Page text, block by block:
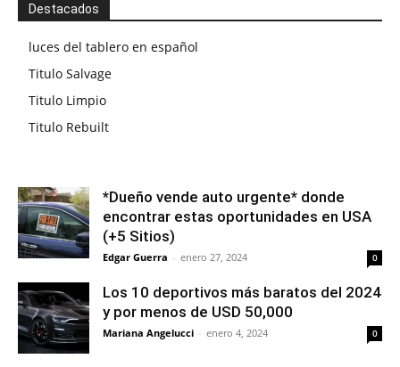
Destacados
luces del tablero en español
Titulo Salvage
Titulo Limpio
Titulo Rebuilt
*Dueño vende auto urgente* donde
encontrar estas oportunidades en USA
(+5 Sitios)
Edgar Guerra - enero 27, 2024 0
Los 10 deportivos más baratos del 2024
y por menos de USD 50,000
Mariana Angelucci - enero 4, 2024 0